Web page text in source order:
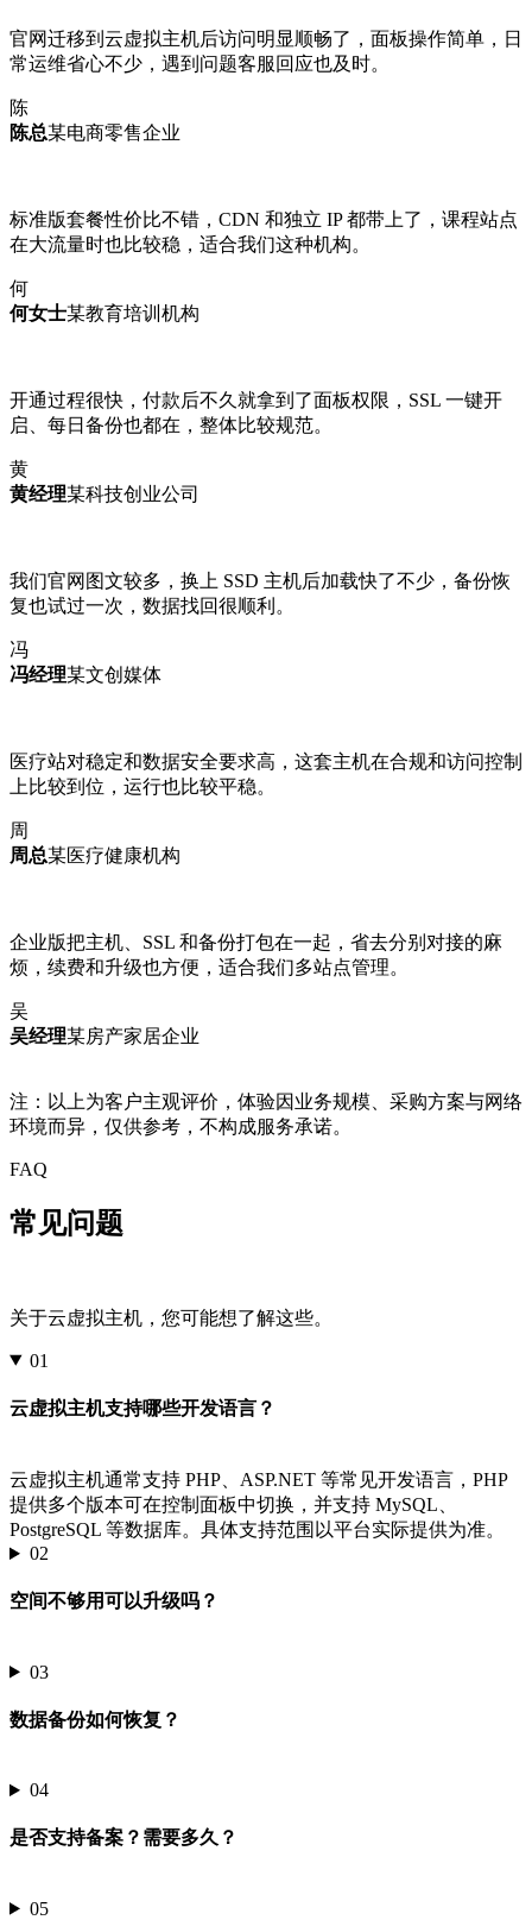
官网迁移到云虚拟主机后访问明显顺畅了，面板操作简单，日
常运维省心不少，遇到问题客服回应也及时。
陈
陈总某电商零售企业
标准版套餐性价比不错，CDN 和独立 IP 都带上了，课程站点
在大流量时也比较稳，适合我们这种机构。
何
何女士某教育培训机构
开通过程很快，付款后不久就拿到了面板权限，SSL 一键开
启、每日备份也都在，整体比较规范。
黄
黄经理某科技创业公司
我们官网图文较多，换上 SSD 主机后加载快了不少，备份恢
复也试过一次，数据找回很顺利。
冯
冯经理某文创媒体
医疗站对稳定和数据安全要求高，这套主机在合规和访问控制
上比较到位，运行也比较平稳。
周
周总某医疗健康机构
企业版把主机、SSL 和备份打包在一起，省去分别对接的麻
烦，续费和升级也方便，适合我们多站点管理。
吴
吴经理某房产家居企业
注：以上为客户主观评价，体验因业务规模、采购方案与网络
环境而异，仅供参考，不构成服务承诺。
FAQ
常见问题
关于云虚拟主机，您可能想了解这些。
01
云虚拟主机支持哪些开发语言？
云虚拟主机通常支持 PHP、ASP.NET 等常见开发语言，PHP
提供多个版本可在控制面板中切换，并支持 MySQL、
PostgreSQL 等数据库。具体支持范围以平台实际提供为准。
02
空间不够用可以升级吗？
03
数据备份如何恢复？
04
是否支持备案？需要多久？
05